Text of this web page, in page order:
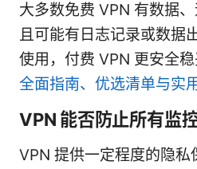
大多数免费 VPN 有数据、
且可能有日志记录或数据
使用，付费 VPN 更安全稳
全面指南、优选清单与实
VPN 能否防止所有监控
VPN 提供一定程度的隐私